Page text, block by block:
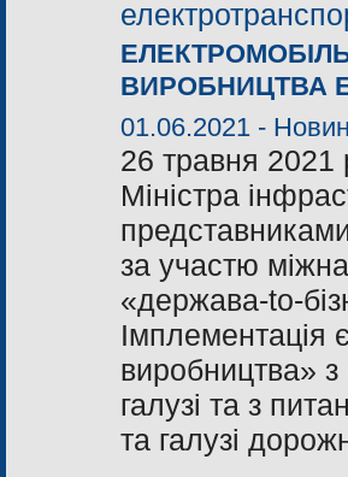
ВИРОБНИЦТВА
01.06.2021 -
26 травня 2021
Міністра
за участю
«держава-to-
Імплементація
виробництва»
галузі та з
та галузі